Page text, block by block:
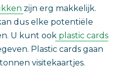
zijn erg makkelijk.
dus elke potentiële
U kunt ook plastic cards
Plastic cards gaan
visitekaartjes.